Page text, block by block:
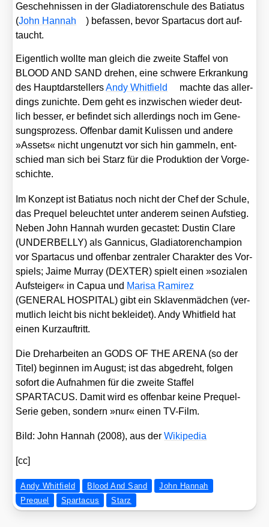
Gescheh­nis­sen in der Gla­dia­to­ren­schu­le des Batia­tus
(John Han­nah
) befas­sen, bevor Spar­ta­cus dort auf­
taucht.
Eigent­lich woll­te man gleich die zwei­te Staf­fel von
BLOOD AND SAND dre­hen, eine schwe­re Erkran­kung
des Haupt­dar­stel­lersAndy Whit­field
mach­te das aller­
dings zunich­te. Dem geht es inzwi­schen wie­der deut­
lich bes­ser, er befin­det sich aller­dings noch im Gene­
sungs­pro­zess. Offen­bar damit Kulis­sen und ande­re
»Assets« nicht unge­nutzt vor sich hin gam­meln, ent­
schied man sich bei Starz für die Pro­duk­ti­on der Vor­ge­
schich­te.
Im Kon­zept ist Batia­tus noch nicht der Chef der Schu­le,
das Pre­quel beleuch­tet unter ande­rem sei­nen Auf­stieg.
Neben John Han­nah wur­den gecas­tet: Dus­tin Cla­re
(UNDERBELLY) als Gan­ni­cus, Gla­dia­to­ren­cham­pi­on
vor Spar­ta­cus und offen­bar zen­tra­ler Cha­rak­ter des Vor­
spiels; Jai­me Mur­ray (DEXTER) spielt einen »sozia­len
Auf­stei­ger« in Capua und Mari­sa Rami­rez
(GENERAL HOSPITAL) gibt ein Skla­ven­mäd­chen (ver­
mut­lich leicht bis nicht beklei­det). Andy Whit­field hat
einen Kurz­auf­tritt.
Die Dreh­ar­bei­ten an GODS OF THE ARENA (so der
Titel) begin­nen im August; ist das abge­dreht, fol­gen
sofort die Auf­nah­men für die zwei­te Staf­fel
SPARTACUS. Damit wird es offen­bar kei­ne Pre­quel-
Serie geben, son­dern »nur« einen TV-Film.
Bild: John Han­nah (2008), aus derWiki­pe­dia
[cc]
Andy Whitfield Blood And Sand
John Hannah
Prequel
Spartacus Starz